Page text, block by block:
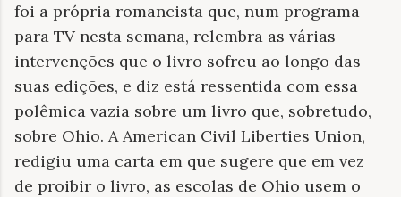
foi a própria romancista que, num programa
para TV nesta semana, relembra as várias
intervenções que o livro sofreu ao longo das
suas edições, e diz está ressentida com essa
polêmica vazia sobre um livro que, sobretudo,
sobre Ohio. A American Civil Liberties Union,
redigiu uma carta em que sugere que em vez
de proibir o livro, as escolas de Ohio usem o